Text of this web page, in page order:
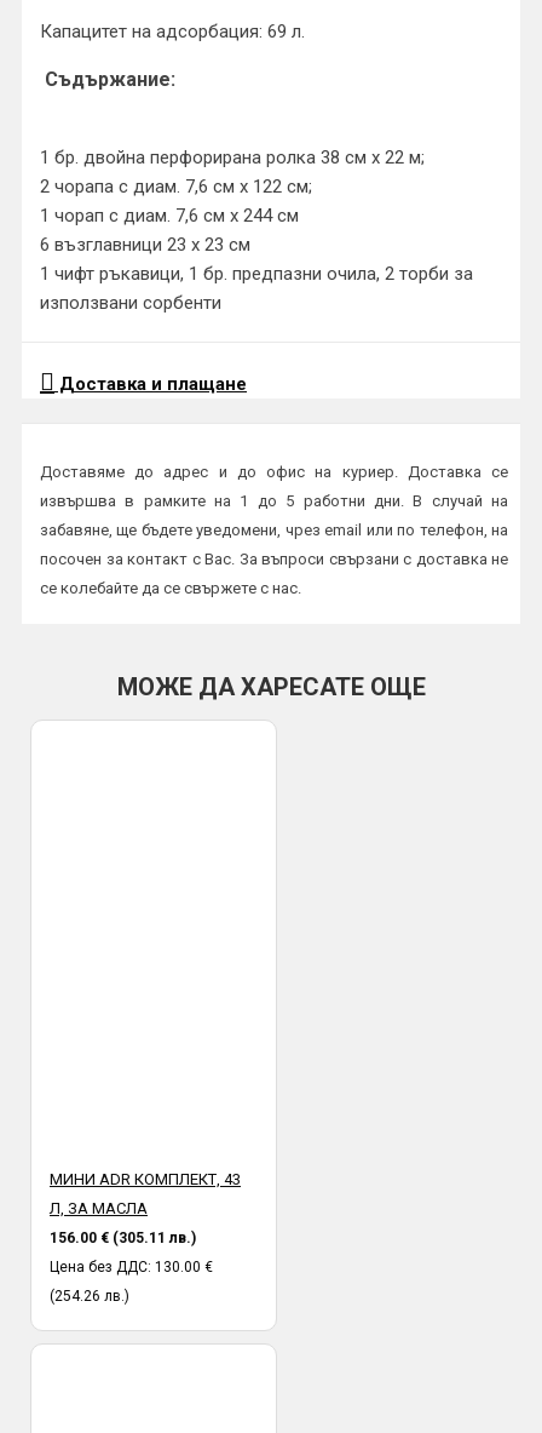
Капацитет на адсорбация: 69 л.
Съдържание:
1 бр. двойна перфорирана ролка 38 см х 22 м;
2 чорапа с диам. 7,6 см х 122 см;
1 чорап с диам. 7,6 см х 244 см
6 възглавници 23 х 23 см
1 чифт ръкавици, 1 бр. предпазни очила, 2 торби за
използвани сорбенти
Доставка и плащане
Доставяме до адрес и до офис на куриер. Доставка се
извършва в рамките на 1 до 5 работни дни. В случай на
забавяне, ще бъдете уведомени, чрез email или по телефон, на
посочен за контакт с Вас. За въпроси свързани с доставка не
се колебайте да се свържете с нас.
Плащане в брой или с карта на куриер
МОЖЕ ДА ХАРЕСАТЕ ОЩЕ
МИНИ ADR КОМПЛЕКТ, 43
Л, ЗА МАСЛА
156.00 € (305.11 лв.)
Цена без ДДС: 130.00 €
(254.26 лв.)